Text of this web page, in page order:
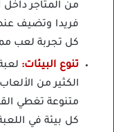
من المتاجر
فريدا وتضيف
كل تجربة لعب
تنوع البيئات:
الكثير من
متنوعة تغطي
كل بيئة في